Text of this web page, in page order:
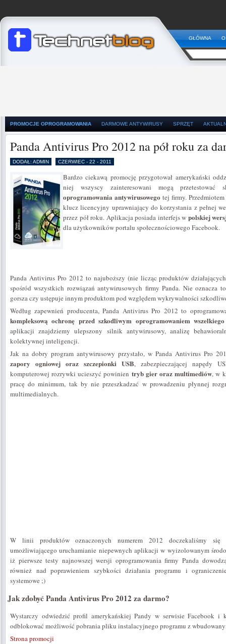
GŁÓWNA
PROMOCJE OPROGRAMOWANIA DARMOWE ANTYWIRUSY SPRZĘT
Panda Antivirus Pro 2012 na pół roku za
DODAŁ: ADMIN CZERWIEC - 22 - 2011
Bardzo ciekawą promocję przygotował amerykański
niej wszyscy zainteresowani mogą przetestować
oprogramowania antywirusowego tej firmy.
klucz licencyjny uprawniający do korzystania z pełnej
przez pół roku. Aplikacja posiada interfejs w polskiej
dla użytkowników portalu społecznościowego Facebook.
Panda Antivirus Pro 2012 to najuboższy (nie licząc produktów
spośród wszystkich rozwiązań antywirusowych firmy Panda. Nie oznacza
gorsza czy ustępuje innym produktom pod względem wykrywalności
Według zapewnień producenta, Panda Antivirus Pro 2012 to
kompleksową ochronę przed szkodliwym oprogramowaniem
aplikacji znajdziemy ulepszony silnik antywirusowy, analizę
kolektywnej inteligencji.
Jak na dobry program antywirusowy przystało, w Panda Antivirus Pro
zapory ogniowej oraz szczepionki USB, zabezpieczającej napędy
komputerowej rozrywki ucieszyć powinien tryb gier oraz multimediów, w
pracę do minimum, tak by nie przeszkadzać w prowadzeniu płynnej
multimedialnych.
W linii produktów oznaczonych numerem 2012 doczekaliśmy
umożliwiającego uruchamianie niepewnych aplikacji w wyizolowanym
iż pierwsze testy najnowszej wersji oprogramowania firmy Panda
również nad poprawieniem szybkości działania programu i
systemowe ;)
Jak zdobyć Panda Antivirus Pro 2012 za darmo?
Wystarczy odwiedzić profil amerykańskiej Pandy w serwisie Facebook
odblokować możliwość pobrania pliku instalacyjnego programu z
Strona promocji